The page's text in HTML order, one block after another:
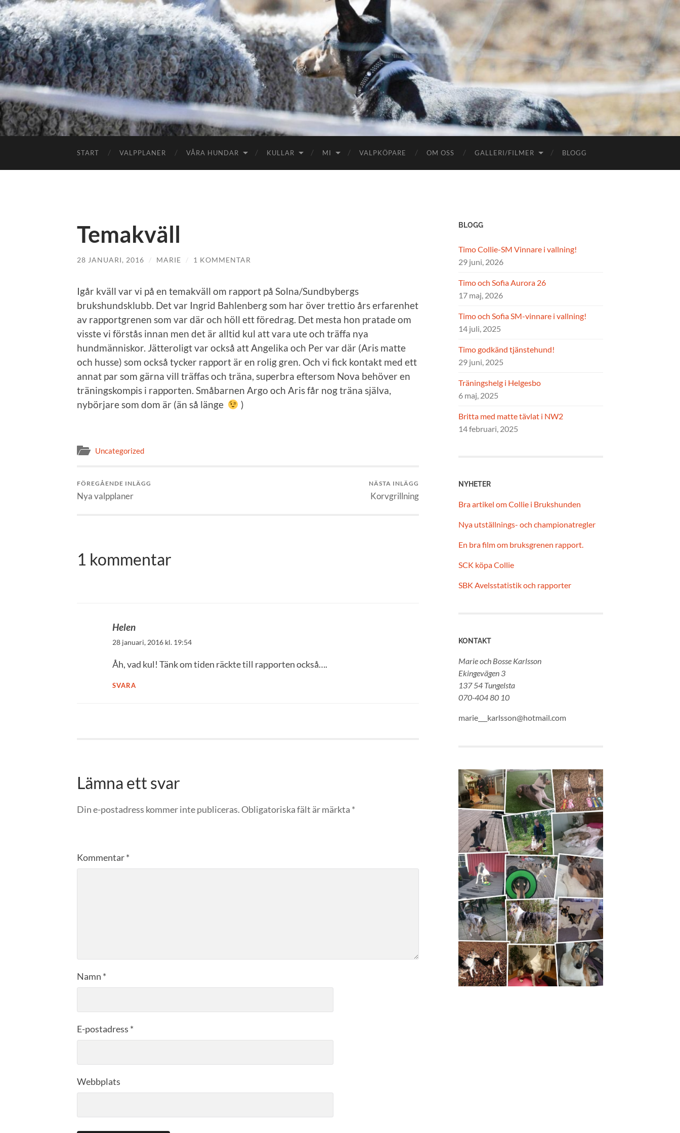
START VALPPLANER VÅRA HUNDAR KULLAR MI VALPKÖPARE OM OSS GALLERI/FILMER BLOGG
Temakväll
28 JANUARI, 2016 / MARIE / 1 KOMMENTAR
Igår kväll var vi på en temakväll om rapport på Solna/Sundbybergs
brukshundsklubb. Det var Ingrid Bahlenberg som har över trettio års erfarenhet
av rapportgrenen som var där och höll ett föredrag. Det mesta hon pratade om
visste vi förstås innan men det är alltid kul att vara ute och träffa nya
hundmänniskor. Jätteroligt var också att Angelika och Per var där (Aris matte
och husse) som också tycker rapport är en rolig gren. Och vi fick kontakt med ett
annat par som gärna vill träffas och träna, superbra eftersom Nova behöver en
träningskompis i rapporten. Småbarnen Argo och Aris får nog träna själva,
nybörjare som dom är (än så länge
)
Uncategorized
FÖREGÅENDE INLÄGG
Nya valpplaner
NÄSTA INLÄGG
Korvgrillning
1 kommentar
Helen
28 januari, 2016 kl. 19:54
Åh, vad kul! Tänk om tiden räckte till rapporten också….
SVARA
Lämna ett svar
Din e-postadress kommer inte publiceras.Obligatoriska fält är märkta *
Kommentar*
Namn *
E-postadress *
Webbplats
BLOGG
Timo Collie-SM Vinnare i vallning!
29 juni, 2026
Timo och Sofia Aurora 26
17 maj, 2026
Timo och Sofia SM-vinnare i vallning!
14 juli, 2025
Timo godkänd tjänstehund!
29 juni, 2025
Träningshelg i Helgesbo
6 maj, 2025
Britta med matte tävlat i NW2
14 februari, 2025
NYHETER
Bra artikel om Collie i Brukshunden
Nya utställnings- och championatregler
En bra film om bruksgrenen rapport.
SCK köpa Collie
SBK Avelsstatistik och rapporter
KONTAKT
Marie och Bosse Karlsson
Ekingevägen 3
137 54 Tungelsta
070-404 80 10
marie___karlsson@hotmail.com